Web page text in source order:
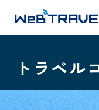
トラベル